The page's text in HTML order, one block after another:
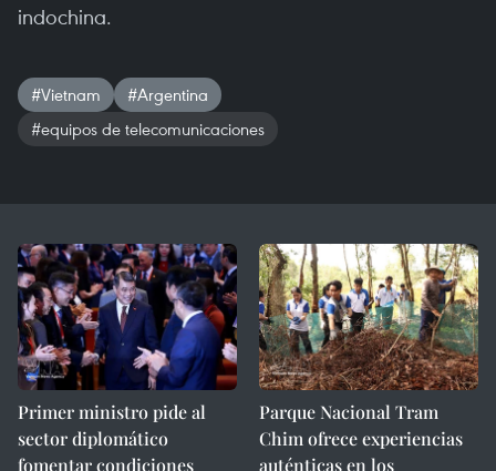
indochina.
#Vietnam
#Argentina
#equipos de telecomunicaciones
Primer ministro pide al
sector diplomático
fomentar condiciones
Parque Nacional Tram
Chim ofrece experiencias
auténticas en los